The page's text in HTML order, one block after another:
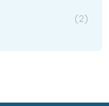
(2)